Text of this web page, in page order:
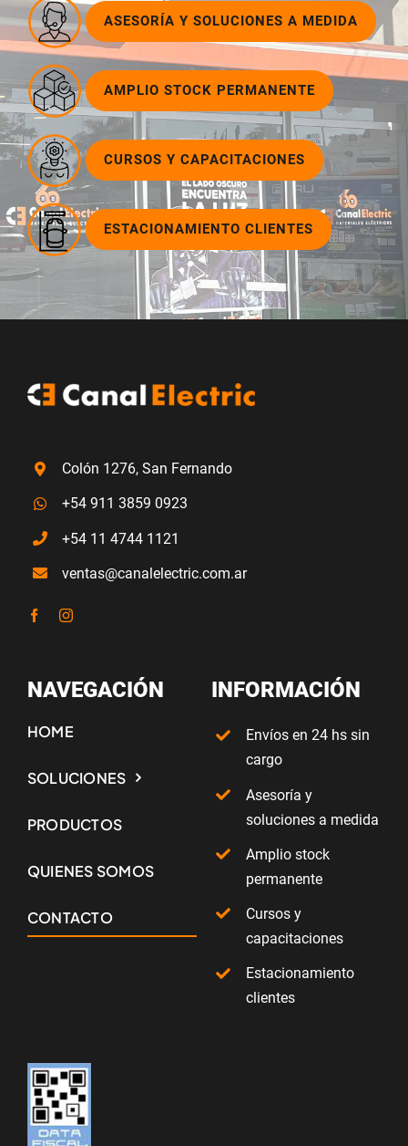
ASESORÍA Y SOLUCIONES A MEDIDA
AMPLIO STOCK PERMANENTE
CURSOS Y CAPACITACIONES
ESTACIONAMIENTO CLIENTES
Colón 1276, San Fernando
+54 911 3859 0923
+54 11 4744 1121
ventas@canalelectric.com.ar
NAVEGACIÓN
HOME
SOLUCIONES
PRODUCTOS
QUIENES SOMOS
CONTACTO
INFORMACIÓN
Envíos en 24 hs sin
cargo
Asesoría y
soluciones a medida
Amplio stock
permanente
Cursos y
capacitaciones
Estacionamiento
clientes